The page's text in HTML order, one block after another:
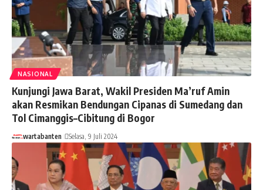
NASIONAL
Kunjungi Jawa Barat, Wakil Presiden Ma’ruf Amin
akan Resmikan Bendungan Cipanas di Sumedang dan
Tol Cimanggis–Cibitung di Bogor
wartabanten Selasa, 9 Juli 2024